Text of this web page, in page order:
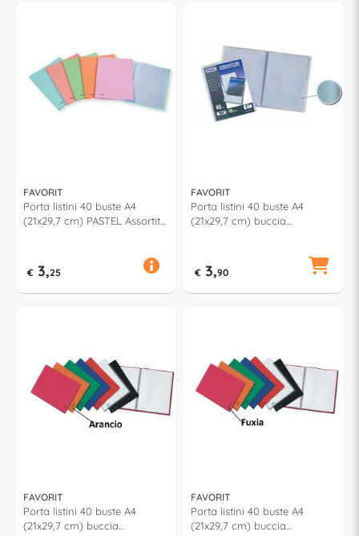
FAVORIT
Porta listini 40 buste A4
(21x29,7 cm) PASTEL Assortito
€ 3,25
FAVORIT
Porta listini 40 buste A4
(21x29,7 cm) buccia
€ 3,90
FAVORIT
Porta listini 40 buste A4
(21x29,7 cm) buccia
FAVORIT
Porta listini 40 buste A4
(21x29,7 cm) buccia